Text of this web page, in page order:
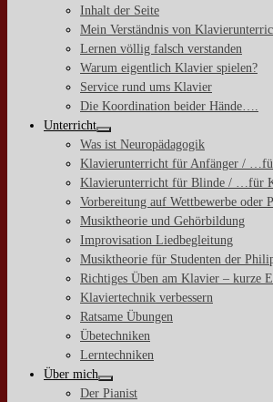
Inhalt der Seite
Mein Verständnis von
Lernen völlig falsch verstanden
Warum eigentlich Klavier spielen?
Service rund ums Klavier
Die Koordination beider Hände….
Unterricht
Was ist Neuropädagogik
Klavierunterricht für Anfänger /
Klavierunterricht für Blinde / …für
Vorbereitung auf Wettbewerbe oder
Musiktheorie und Gehörbildung
Improvisation Liedbegleitung
Musiktheorie für Studenten der
Richtiges Üben am Klavier – kurze
Klaviertechnik verbessern
Ratsame Übungen
Übetechniken
Lerntechniken
Über mich
Der Pianist